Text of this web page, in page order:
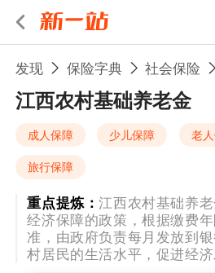
发现 保险字典 社会保险
江西农村基础养老金
成人保障 少儿保障 老
旅行保障
重点提炼：江西农村基础养
经济保障的政策，根据缴费
准，由政府负责每月发放到
村居民的生活水平，促进经济